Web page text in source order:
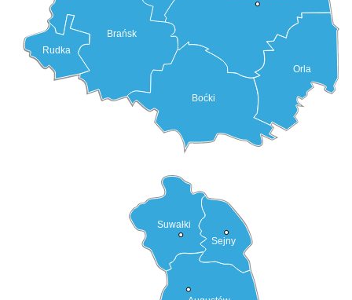
Brańsk
Rudka
Boćki
Orla
Sejny
Suwałki